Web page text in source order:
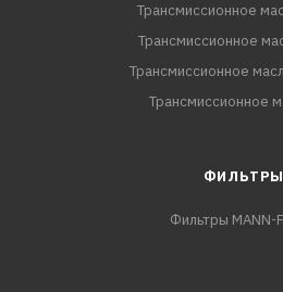
Трансмиссионное
Трансмиссионное
Трансмиссионное
Трансмиссионное
ФИЛЬТРЫ
Фильтры MANN-